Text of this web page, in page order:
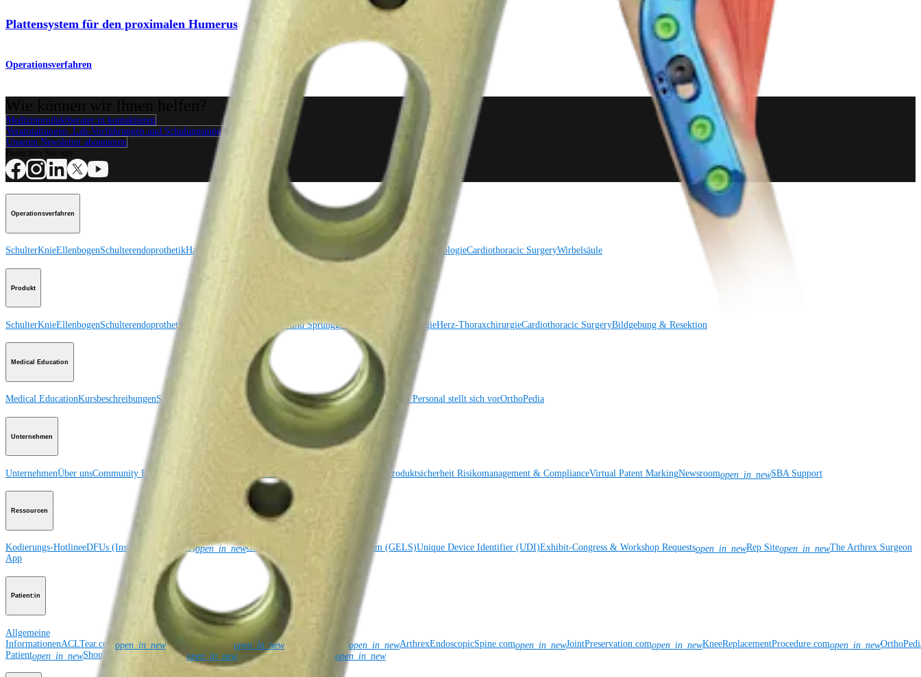
Plattensystem für den proximalen Humerus
Operationsverfahren
Medizinproduktberater:in kontaktieren
Veranstaltungen, Lab-Vorführungen und Schulungsmöglichkeiten ansehen
Unseren Newsletter abonnieren
Operationsverfahren
SchulterKnieEllenbogenSchulterendoprothetikHand und Handgelenk Fuß und Sprunggelenk Trauma OrthobiologieCardiothoracic SurgeryWirbelsäule
Produkt
SchulterKnieEllenbogenSchulterendoprothetik Fuß und Sprunggelenk OrthobiologieHerz-ThoraxchirurgieCardiothoracic SurgeryBildgebung & Resektion
Medical Education
Medical EducationKursbeschreibungenSchulungen & Lehrgänge ArthroLab™-StandorteUnser klinisches Personal stellt sich vorOrthoPedia
Unternehmen
UnternehmenÜber unsCommunity Events Produktsicherheit Risikomanagement & ComplianceVirtual Patent MarkingNewsroomopen_in_newSBA Support
Ressourcen
Kodierungs-HotlineeDFUs (Instructions for Use)open_in_newGlobal Enterprise Labeling System (GELS)Unique Device Identifier (UDI)Exhibit-Congress & Workshop Requestsopen_in_newRep Siteopen_in_newThe Arthrex Surgeon
App
Patient:in
Allgemeine
InformationenACLTear.com open_in_newAnkleSprain.com open_in_newBunionPain.comopen_in_newArthrexEndoscopicSpine.comopen_in_newJointPreservation.comopen_in_newKneeReplacementProcedure.comopen_in_new
Patientopen_in_newShoulderReplacement.comopen_in_newTheNanoExperience.com open_in_new